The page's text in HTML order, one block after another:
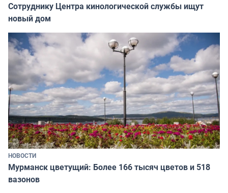
Сотруднику Центра кинологической службы ищут
новый дом
НОВОСТИ
Мурманск цветущий: Более 166 тысяч цветов и 518
вазонов